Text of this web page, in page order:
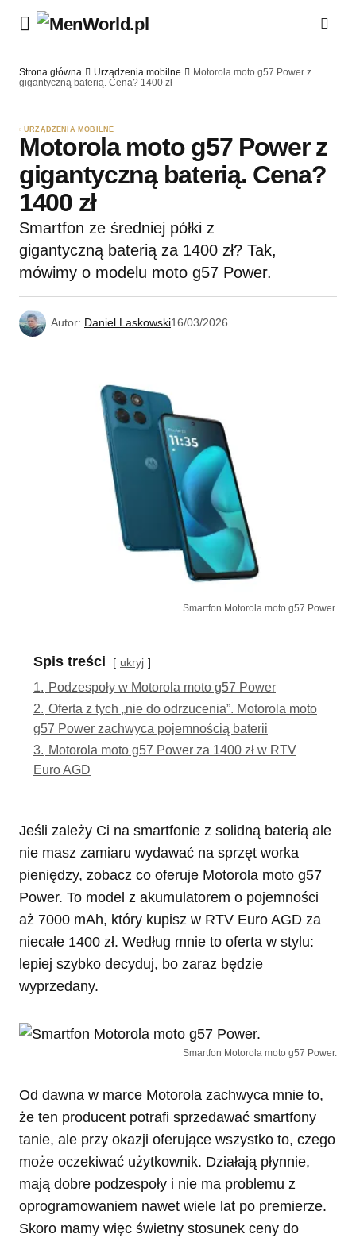
Strona główna Urządzenia mobilne
Motorola moto g57 Power z
gigantyczną baterią. Cena? 1400 zł
URZĄDZENIA MOBILNE
Motorola moto g57 Power z
gigantyczną baterią. Cena?
1400 zł
Smartfon ze średniej półki z
gigantyczną baterią za 1400 zł? Tak,
mówimy o modelu moto g57 Power.
Autor: Daniel Laskowski16/03/2026
Smartfon Motorola moto g57 Power.
Spis treści ukryj
1. Podzespoły w Motorola moto g57 Power
2. Oferta z tych „nie do odrzucenia”. Motorola moto
g57 Power zachwyca pojemnością baterii
3. Motorola moto g57 Power za 1400 zł w RTV
Euro AGD
Jeśli zależy Ci na smartfonie z solidną baterią ale
nie masz zamiaru wydawać na sprzęt worka
pieniędzy, zobacz co oferuje Motorola moto g57
Power. To model z akumulatorem o pojemności
aż 7000 mAh, który kupisz w RTV Euro AGD za
niecałe 1400 zł. Według mnie to oferta w stylu:
lepiej szybko decyduj, bo zaraz będzie
wyprzedany.
Smartfon Motorola moto g57 Power.
Od dawna w marce Motorola zachwyca mnie to,
że ten producent potrafi sprzedawać smartfony
tanie, ale przy okazji oferujące wszystko to, czego
może oczekiwać użytkownik. Działają płynnie,
mają dobre podzespoły i nie ma problemu z
oprogramowaniem nawet wiele lat po premierze.
Skoro mamy więc świetny stosunek ceny do